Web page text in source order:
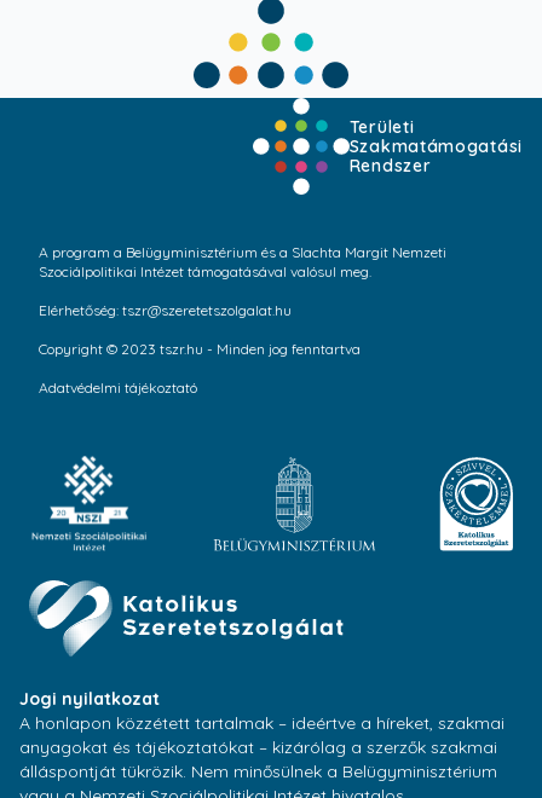
Területi
Szakmatámogatási
Rendszer
A program a Belügyminisztérium és a Slachta Margit Nemzeti
Szociálpolitikai Intézet támogatásával valósul meg.
Elérhetőség: tszr@szeretetszolgalat.hu
Copyright © 2023 tszr.hu - Minden jog fenntartva
Adatvédelmi tájékoztató
Jogi nyilatkozat
A honlapon közzétett tartalmak – ideértve a híreket, szakmai
anyagokat és tájékoztatókat – kizárólag a szerzők szakmai
álláspontját tükrözik. Nem minősülnek a Belügyminisztérium